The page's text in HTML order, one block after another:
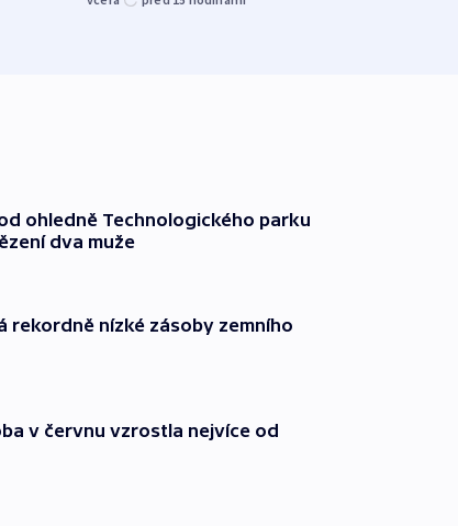
ohledně Technologického parku
dva muže
rekordně nízké zásoby zemního
v červnu vzrostla nejvíce od